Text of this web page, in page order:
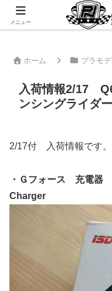
千葉県君津市でラジコンやプラ
ホーム プラモ
入荷情報2/17
ンシングライダ
2/17付 入荷情報です。
・Ｇフォース 充電器
Charger
メニュー